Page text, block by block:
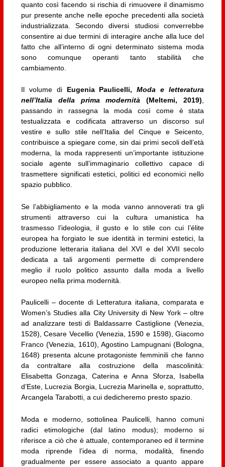
quanto così facendo si rischia di rimuovere il dinamismo
pur presente anche nelle epoche precedenti alla società
industrializzata. Secondo diversi studiosi converrebbe
consentire ai due termini di interagire anche alla luce del
fatto che all’interno di ogni determinato sistema moda
sono comunque operanti tanto stabilità che
cambiamento.
Il volume di Eugenia Paulicelli,Moda e letteratura
nell’Italia della prima modernità (Meltemi, 2019),
passando in rassegna la moda così come è stata
testualizzata e codificata attraverso un discorso sul
vestire e sullo stile nell’Italia del Cinque e Seicento,
contribuisce a spiegare come, sin dai primi secoli dell’età
moderna, la moda rappresenti un’importante istituzione
sociale agente sull’immaginario collettivo capace di
trasmettere significati estetici, politici ed economici nello
spazio pubblico.
Se l’abbigliamento e la moda vanno annoverati tra gli
strumenti attraverso cui la cultura umanistica ha
trasmesso l’ideologia, il gusto e lo stile con cui l’élite
europea ha forgiato le sue identità in termini estetici, la
produzione letteraria italiana del XVI e del XVII secolo
dedicata a tali argomenti permette di comprendere
meglio il ruolo politico assunto dalla moda a livello
europeo nella prima modernità.
Paulicelli – docente di Letteratura italiana, comparata e
Women’s Studies alla City University di New York – oltre
ad analizzare testi di Baldassarre Castiglione (Venezia,
1528), Cesare Vecellio (Venezia, 1590 e 1598), Giacomo
Franco (Venezia, 1610), Agostino Lampugnani (Bologna,
1648) presenta alcune protagoniste femminili che fanno
da contraltare alla costruzione della mascolinità:
Elisabetta Gonzaga, Caterina e Anna Sforza, Isabella
d’Este, Lucrezia Borgia, Lucrezia Marinella e, soprattutto,
Arcangela Tarabotti, a cui dedicheremo presto spazio.
Moda e moderno, sottolinea Paulicelli, hanno comuni
radici etimologiche (dal latino modus); moderno si
riferisce a ciò che è attuale, contemporaneo ed il termine
moda riprende l’idea di norma, modalità, finendo
gradualmente per essere associato a quanto appare